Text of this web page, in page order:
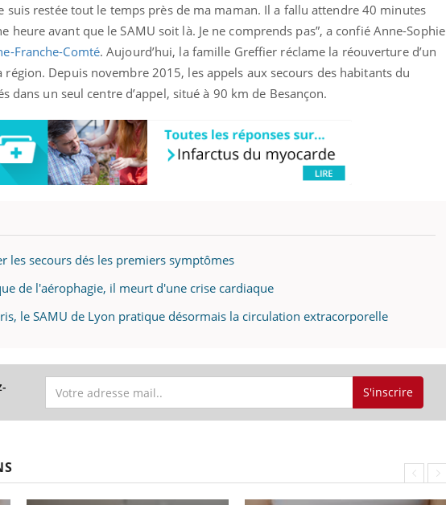
suis restée tout le temps près de ma maman. Il a fallu attendre 40 minutes
heure avant que le SAMU soit là. Je ne comprends pas”, a confié Anne-Sophie
Franche-Comté. Aujourd’hui, la famille Greffier réclame la réouverture d’un
Depuis novembre 2015, les appels aux secours des habitants du
dans un seul centre d’appel, situé à 90 km de Besançon.
les secours dés les premiers symptômes
de l'aérophagie, il meurt d'une crise cardiaque
le SAMU de Lyon pratique désormais la circulation extracorporelle
S'inscrire